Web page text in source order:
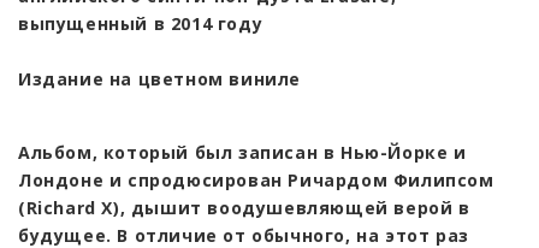
выпущенный в 2014 году
Издание на цветном виниле
Альбом, который был записан в Нью-Йорке и
Лондоне и спродюсирован Ричардом Филипсом
(Richard X), дышит воодушевляющей верой в
будущее. В отличие от обычного, на этот раз